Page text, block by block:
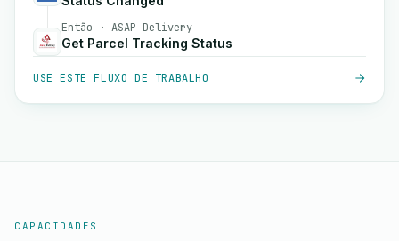
Então · ASAP Delivery
Get Parcel Tracking Status
USE ESTE FLUXO DE TRABALHO
CAPACIDADES